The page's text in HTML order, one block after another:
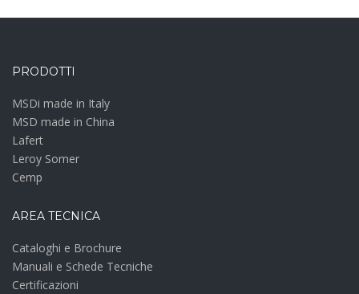
PRODOTTI
MSDi made in Italy
MSD made in China
Lafert
Leroy Somer
Cemp
AREA TECNICA
Cataloghi e Brochure
Manuali e Schede Tecniche
Certificazioni